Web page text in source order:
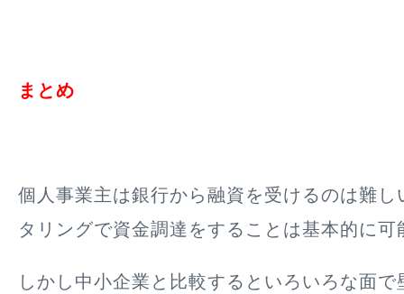
まとめ
個人事業主は銀行から融資を受けるのは難し
タリングで資金調達をすることは基本的に可
しかし中小企業と比較するといろいろな面